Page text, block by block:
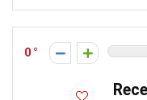
0